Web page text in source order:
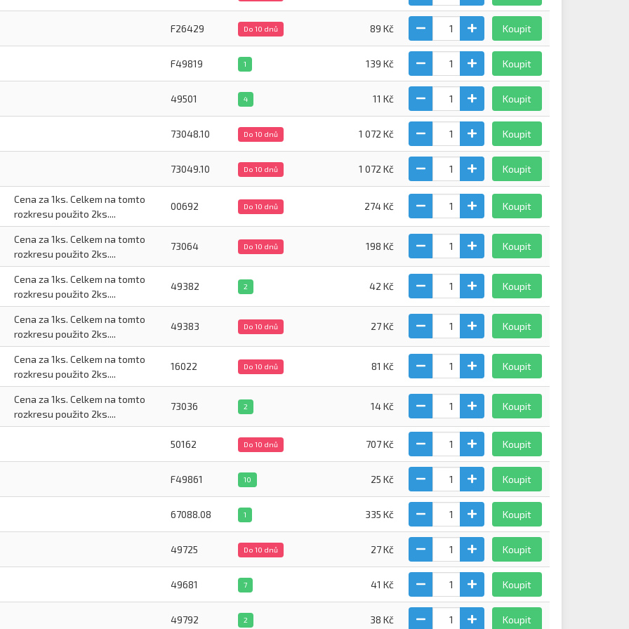
F26429 Do 10 dnů 89 Kč Koupit
F49819 1 139 Kč Koupit
49501 4 11 Kč Koupit
73048.10 Do 10 dnů 1 072 Kč Koupit
73049.10 Do 10 dnů 1 072 Kč Koupit
Cena za 1ks. Celkem na tomto
rozkresu použito 2ks....
00692 Do 10 dnů 274 Kč Koupit
Cena za 1ks. Celkem na tomto
rozkresu použito 2ks....
73064 Do 10 dnů 198 Kč Koupit
Cena za 1ks. Celkem na tomto
rozkresu použito 2ks....
49382 2 42 Kč Koupit
Cena za 1ks. Celkem na tomto
rozkresu použito 2ks....
49383 Do 10 dnů 27 Kč Koupit
Cena za 1ks. Celkem na tomto
rozkresu použito 2ks....
16022 Do 10 dnů 81 Kč Koupit
Cena za 1ks. Celkem na tomto
rozkresu použito 2ks....
73036 2 14 Kč Koupit
50162 Do 10 dnů 707 Kč Koupit
F49861 10 25 Kč Koupit
67088.08 1 335 Kč Koupit
49725 Do 10 dnů 27 Kč Koupit
49681 7 41 Kč Koupit
49792 2 38 Kč Koupit